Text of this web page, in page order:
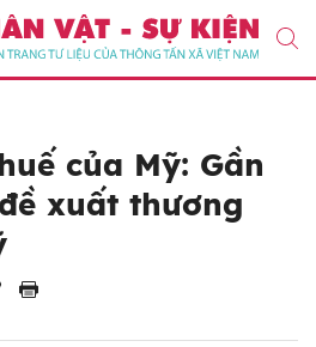
của Mỹ: Gần
xuất thương